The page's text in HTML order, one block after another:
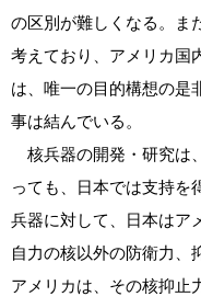
の区別が難しくなる。ま
考えており、アメリカ国
は、唯一の目的構想の是
事は結んでいる。
核兵器の開発・研究は
っても、日本では支持を
兵器に対して、日本はア
自力の核以外の防衛力、
アメリカは、その核抑止